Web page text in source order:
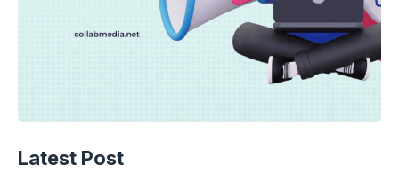
Latest Post